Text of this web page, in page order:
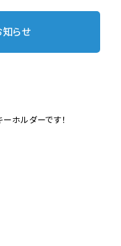
らせ
ホルダーです！